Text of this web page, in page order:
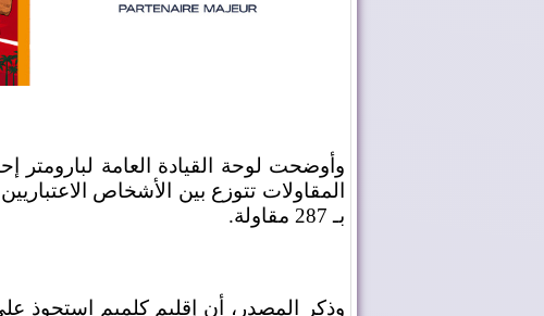
وأوضحت لوحة القيادة العامة لبارومتر
بـ 287 مقاولة.